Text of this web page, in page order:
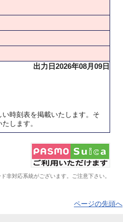
出力日2026年08月09日
時刻表を掲載いたします。そ
します。
非対応系統がございます。ご注意下さい。
ページの先頭へ